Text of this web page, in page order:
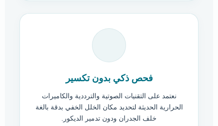
فحص ذكي بدون تكسير
نعتمد على التقنيات الصوتية والترددية والكاميرات
الحرارية الحديثة لتحديد مكان الخلل الخفي بدقة بالغة
خلف الجدران ودون تدمير الديكور.